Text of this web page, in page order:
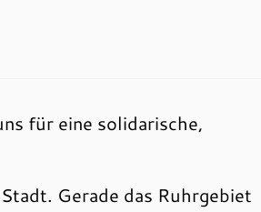
für eine solidarische,
Gerade das Ruhrgebiet